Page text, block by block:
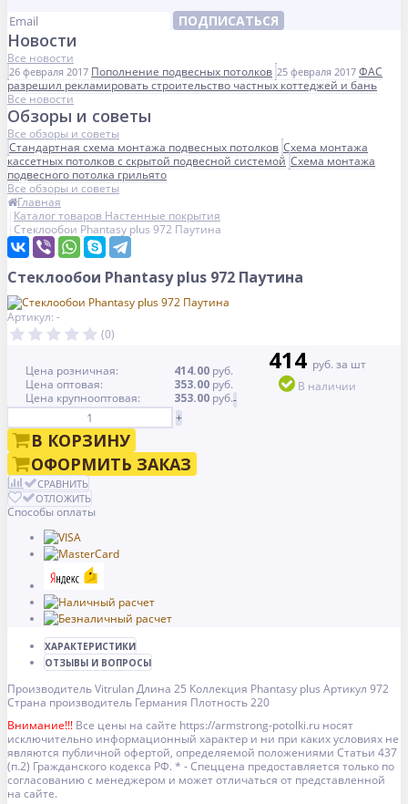
ПОДПИСАТЬСЯ
Новости
Все новости
26 февраля 2017 Пополнение подвесных потолков 25 февраля 2017 ФАС
разрешил рекламировать строительство частных коттеджей и бань
Все новости
Обзоры и советы
Все обзоры и советы
Стандартная схема монтажа подвесных потолков Схема монтажа
кассетных потолков с скрытой подвесной системой Схема монтажа
подвесного потолка грильято
Все обзоры и советы
Главная
Каталог товаров Настенные покрытия
Стеклообои Phantasy plus 972 Паутина
Стеклообои Phantasy plus 972 Паутина
Артикул: -
(0)
Цена розничная: 414.00 руб.
Цена оптовая:
353.00 руб.
Цена крупнооптовая:
353.00 руб.
414 руб. за шт
В наличии
-
+
В КОРЗИНУ
ОФОРМИТЬ ЗАКАЗ
СРАВНИТЬ
ОТЛОЖИТЬ
Способы оплаты
ХАРАКТЕРИСТИКИ
ОТЗЫВЫ И ВОПРОСЫ
ПроизводительVitrulanДлина 25 Коллекция Phantasy plus Артикул 972
Страна производитель Германия Плотность220
Внимание!!! Все цены на сайте https://armstrong-potolki.ru носят
исключительно информационный характер и ни при каких условиях не
являются публичной офертой, определяемой положениями Статьи 437
(п.2) Гражданского кодекса РФ. * - Спеццена предоставляется только по
согласованию с менеджером и может отличаться от представленной
на сайте.